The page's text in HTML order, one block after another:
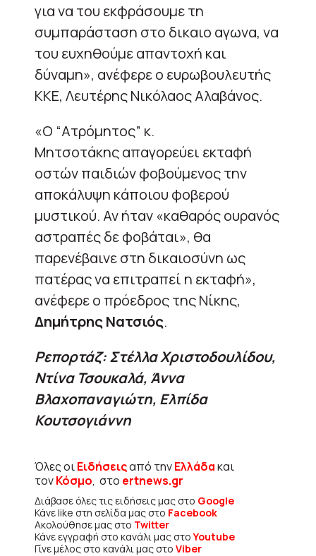
για να του εκφράσουμε τη
συμπαράσταση στο δικαιο αγωνα, να
του ευχηθούμε απαντοχή και
δύναμη», ανέφερε ο ευρωβουλευτής
ΚΚΕ, Λευτέρης Νικόλαος Αλαβάνος.
«Ο “Ατρόμητος” κ.
Μητσοτάκης απαγορεύει εκταφή
οστών παιδιών φοβούμενος την
αποκάλυψη κάποιου φοβερού
μυστικού. Αν ήταν «καθαρός ουρανός
αστραπές δε φοβάται», θα
παρενέβαινε στη δικαιοσύνη ως
πατέρας να επιτραπεί η εκταφή»,
ανέφερε ο πρόεδρος της Νίκης,
Δημήτρης Νατσιός.
Ρεπορτάζ: Στέλλα Χριστοδουλίδου,
Ντίνα Τσουκαλά, Άννα
Βλαχοπαναγιώτη, Ελπίδα
Κουτσογιάννη
Όλες οιΕιδήσειςαπό τηνΕλλάδακαι
τονΚόσμο, στο ertnews.gr
Διάβασε όλες τις ειδήσεις μας στο Google
Κάνε like στη σελίδα μας στο Facebook
Ακολούθησε μας στο Twitter
Κάνε εγγραφή στο κανάλι μας στοYoutube
Γίνε μέλος στο κανάλι μας στο Viber